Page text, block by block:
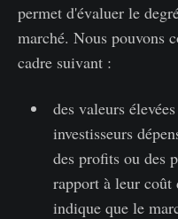
permet d'évaluer le
marché. Nous pouvons
cadre suivant :
des valeurs
investisseurs
des profits ou des
rapport à leur coût
indique que le